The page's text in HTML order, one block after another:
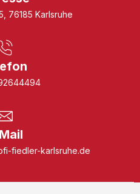
76185 Karlsruhe
fiedler-karlsruhe.de